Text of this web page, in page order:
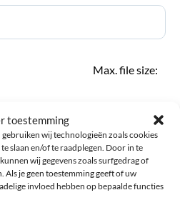
toestemming
wij technologieën zoals cookies
slaan en/of te raadplegen. Door in te
wij gegevens zoals surfgedrag of
Als je geen toestemming geeft of uw
invloed hebben op bepaalde functies
Max. file size:
Verstuur review